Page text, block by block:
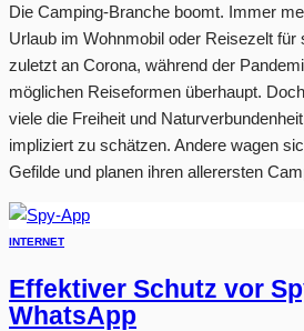
Die Camping-Branche boomt. Immer
Urlaub im Wohnmobil oder Reisezelt für
zuletzt an Corona, während der
möglichen Reiseformen überhaupt.
viele die Freiheit und
impliziert zu schätzen. Andere wagen
Gefilde und planen ihren allerersten
INTERNET
Effektiver Schutz vor
WhatsApp